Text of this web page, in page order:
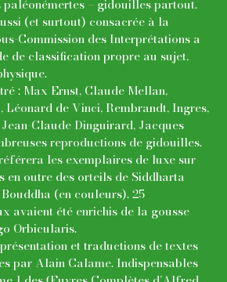
paléonémertes – gidouilles partout.
(et surtout) consacrée à la
Commission des Interprétations a
de classification propre au sujet,
: Max Ernst, Claude Mellan,
Léonard de Vinci, Rembrandt, Ingres,
Claude Dinguirard, Jacques
reproductions de gidouilles.
les exemplaires de luxe sur
en outre des orteils de Siddharta
(en couleurs). 25
avaient été enrichis de la gousse
Orbicularis.
et traductions de textes
par Alain Calame. Indispensables